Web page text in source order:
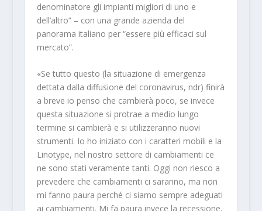
denominatore gli impianti migliori di uno e
dell’altro” – con una grande azienda del
panorama italiano per “essere più efficaci sul
mercato”.
«Se tutto questo (la situazione di emergenza
dettata dalla diffusione del coronavirus, ndr) finirà
a breve io penso che cambierà poco, se invece
questa situazione si protrae a medio lungo
termine si cambierà e si utilizzeranno nuovi
strumenti. Io ho iniziato con i caratteri mobili e la
Linotype, nel nostro settore di cambiamenti ce
ne sono stati veramente tanti. Oggi non riesco a
prevedere che cambiamenti ci saranno, ma non
mi fanno paura perché ci siamo sempre adeguati
ai cambiamenti. Mi fa paura invece la recessione,